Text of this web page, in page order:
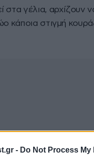
- Do Not Process
στα γέλια, αρχίζουν
κάποια στιγμή